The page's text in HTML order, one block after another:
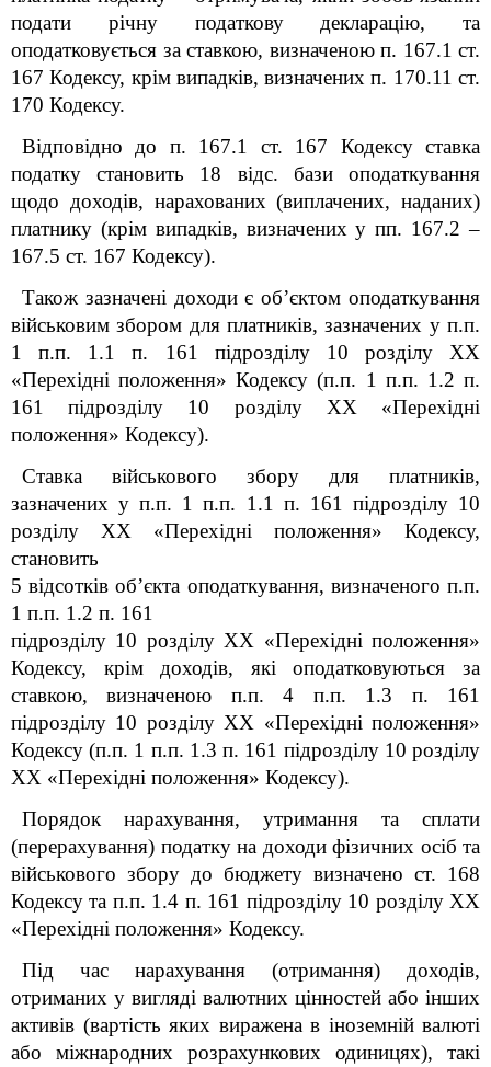
подати річну податкову декларацію, та
оподатковується за ставкою, визначеною п. 167.1 ст.
167 Кодексу, крім випадків, визначених п. 170.11 ст.
170 Кодексу.
Відповідно до п. 167.1 ст. 167 Кодексу ставка
податку становить 18 відс. бази оподаткування
щодо доходів, нарахованих (виплачених, наданих)
платнику (крім випадків, визначених у пп. 167.2 –
167.5 ст. 167 Кодексу).
Також зазначені доходи є об’єктом оподаткування
військовим збором для платників, зазначених у п.п.
1 п.п. 1.1 п. 161
підрозділу 10 розділу XX
«Перехідні положення» Кодексу (п.п. 1 п.п. 1.2 п.
161
підрозділу 10 розділу XX «Перехідні
положення» Кодексу).
Ставка військового збору для платників,
зазначених у п.п. 1 п.п. 1.1 п. 161
підрозділу 10
розділу XX «Перехідні положення» Кодексу,
становить
5 відсотків об’єкта оподаткування, визначеного п.п.
1 п.п. 1.2 п. 161
підрозділу 10 розділу XX «Перехідні положення»
Кодексу, крім доходів, які оподатковуються за
ставкою, визначеною п.п. 4 п.п. 1.3 п. 161
підрозділу 10 розділу XX «Перехідні положення»
Кодексу (п.п. 1 п.п. 1.3 п. 161 підрозділу 10 розділу
XX «Перехідні положення» Кодексу).
Порядок нарахування, утримання та сплати
(перерахування) податку на доходи фізичних осіб та
військового збору до бюджету визначено ст. 168
Кодексу та п.п. 1.4 п. 161 підрозділу 10 розділу XX
«Перехідні положення» Кодексу.
Під час нарахування (отримання) доходів,
отриманих у вигляді валютних цінностей або інших
активів (вартість яких виражена в іноземній валюті
або міжнародних розрахункових одиницях), такі